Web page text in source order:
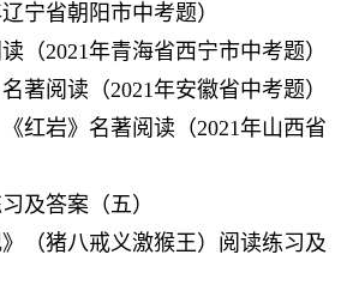
宁省朝阳市中考题）
（2021年青海省西宁市中考题）
著阅读（2021年安徽省中考题）
红岩》名著阅读（2021年山西省
及答案（五）
（猪八戒义激猴王）阅读练习及